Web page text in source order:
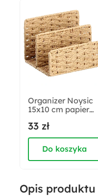
Organizer Noysic
15x10 cm papier
33 zł
Do koszyka
Opis produktu